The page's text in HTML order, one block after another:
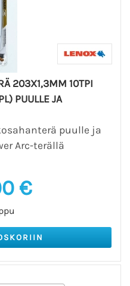
203X1,3MM 10TPI
PUULLE JA
puulle ja
Arc-terällä
€